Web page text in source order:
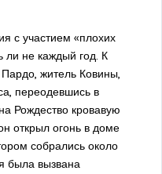
с участием «плохих
ли не каждый год. К
житель Ковины,
переодевшись в
Рождество кровавую
открыл огонь в доме
собрались около
была вызвана